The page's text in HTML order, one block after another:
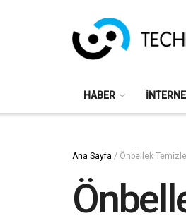
HABER
Ana Sayfa / Önbellek